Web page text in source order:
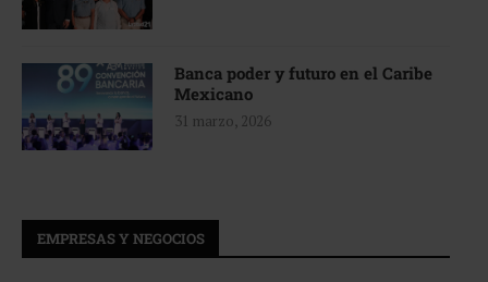
Banca poder y futuro en el Caribe
Mexicano
31 marzo, 2026
EMPRESAS Y NEGOCIOS